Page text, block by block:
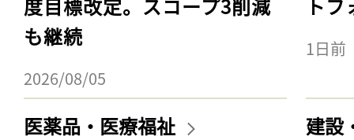
度目標改定。スコープ3削減
も継続
2026/08/05
ト
1日前
医薬品・医療福祉 建設